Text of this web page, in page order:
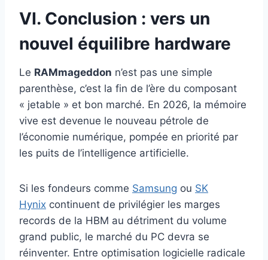
VI. Conclusion : vers un
nouvel équilibre hardware
Le RAMmageddon n’est pas une simple
parenthèse, c’est la fin de l’ère du composant
« jetable » et bon marché. En 2026, la mémoire
vive est devenue le nouveau pétrole de
l’économie numérique, pompée en priorité par
les puits de l’intelligence artificielle.
Si les fondeurs comme Samsung ou SK
Hynix continuent de privilégier les marges
records de la HBM au détriment du volume
grand public, le marché du PC devra se
réinventer. Entre optimisation logicielle radicale